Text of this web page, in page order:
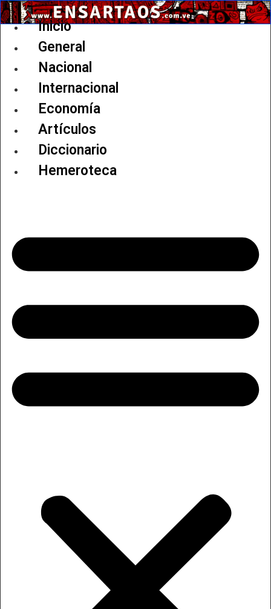
Ir
al
Inicio
General
Nacional
Internacional
Economía
Artículos
Diccionario
Hemeroteca